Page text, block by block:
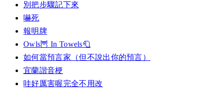
別把步驟記下來
嚇死
報明牌
Owls🦉 In Towels🧻
如何當預言家（但不說出你的預言）
宜蘭諧音梗
哇好厲害喔完全不用改